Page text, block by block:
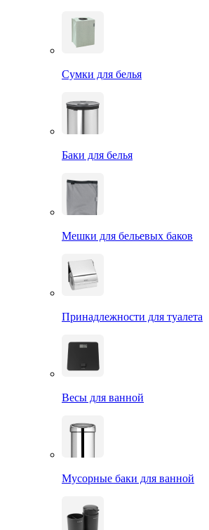
Сумки для белья
Баки для белья
Мешки для бельевых баков
Принадлежности для туалета
Весы для ванной
Мусорные баки для ванной